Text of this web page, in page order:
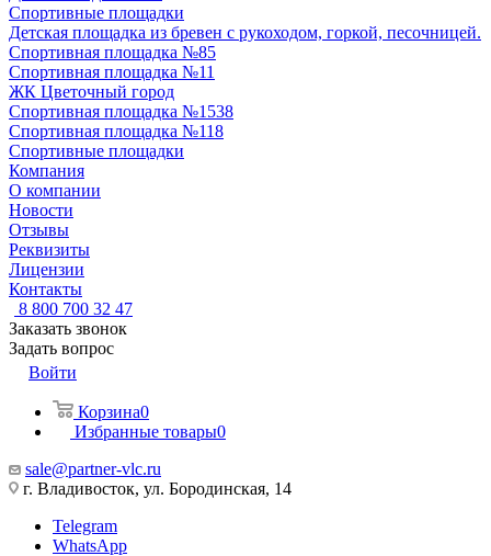
Спортивные площадки
Детская площадка из бревен с рукоходом, горкой, песочницей.
Спортивная площадка №85
Спортивная площадка №11
ЖК Цветочный город
Спортивная площадка №1538
Спортивная площадка №118
Спортивные площадки
Компания
О компании
Новости
Отзывы
Реквизиты
Лицензии
Контакты
8 800 700 32 47
Заказать звонок
Задать вопрос
Войти
Корзина0
Избранные товары0
sale@partner-vlc.ru
г. Владивосток, ул. Бородинская, 14
Telegram
WhatsApp